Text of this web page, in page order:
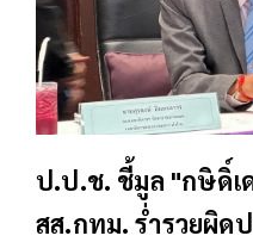
ป.ป.ช. ชี้มูล "กษิดิ์
สส.กทม. ร่ำรวยผิด